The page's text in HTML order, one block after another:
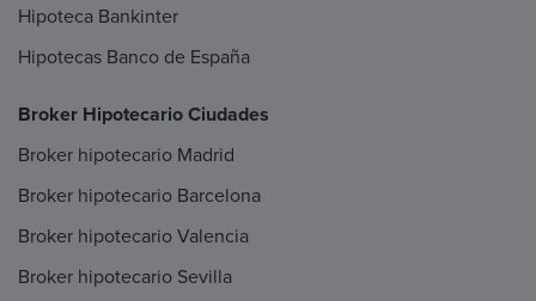
Hipoteca Bankinter
Hipotecas Banco de España
Broker Hipotecario Ciudades
Broker hipotecario Madrid
Broker hipotecario Barcelona
Broker hipotecario Valencia
Broker hipotecario Sevilla